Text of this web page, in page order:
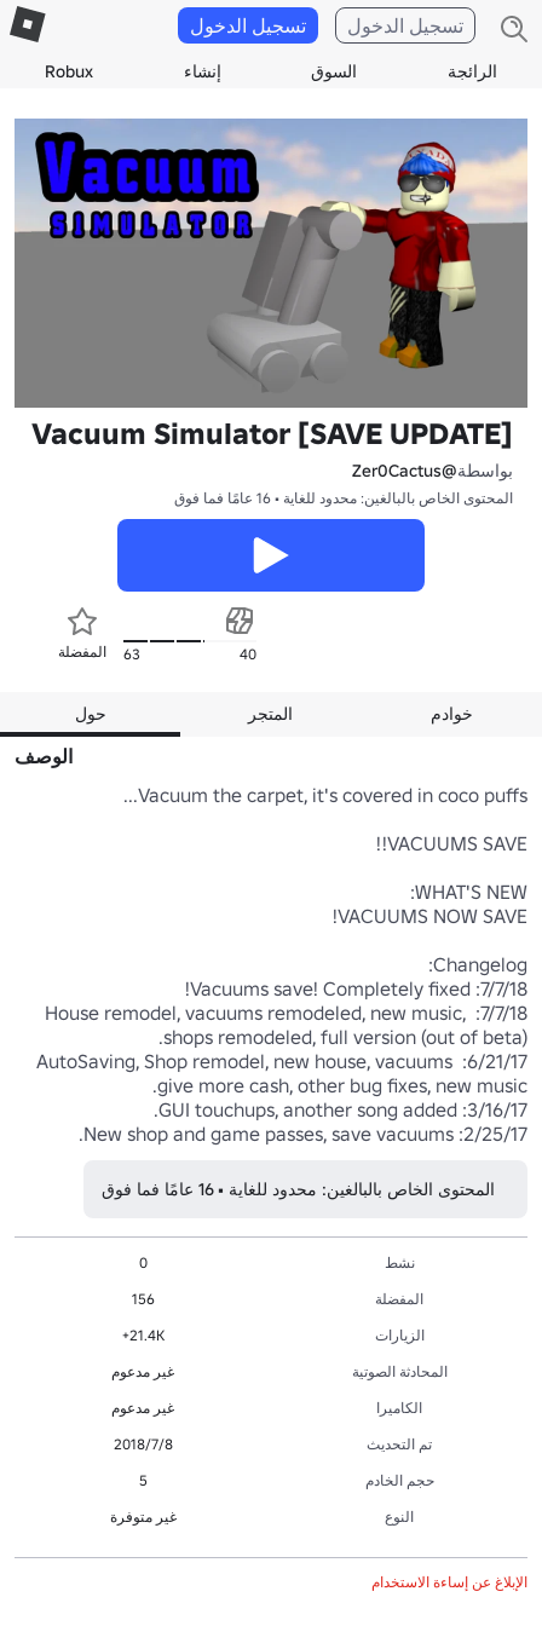
الرائجة السوق إنشاء Robux
تسجيل الدخول تسجيل الدخول
[SAVE UPDATE] Vacuum Simulator
بواسطة@Zer0Cactus
المحتوى الخاص بالبالغين: محدود للغاية • 16 عامًا فما فوق
المفضلة 63 40
حول المتجر خوادم
الوصف
7/7/18: House remodel, vacuums remodeled, new music,
6/21/17: AutoSaving, Shop remodel, new house, vacuums
2/25/17: New shop and game passes, save vacuums.
المحتوى الخاص بالبالغين: محدود للغاية • 16 عامًا فما فوق
نشط
0
المفضلة
156
الزيارات
21.4K+
المحادثة الصوتية
غير مدعوم
الكاميرا
غير مدعوم
تم التحديث
8‏/7‏/2018
حجم الخادم
5
النوع
غير متوفرة
الإبلاغ عن إساءة الاستخدام